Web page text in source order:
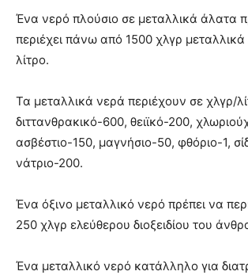
Ένα νερό πλούσιο σε μεταλλικά άλατα
περιέχει πάνω από 1500 χλγρ
λίτρο.
Τα μεταλλικά νερά περιέχουν σε χλγρ/
διττανθρακικό-600, θειϊκό-200,
ασβέστιο-150, μαγνήσιο-50, φθόριο-1,
νάτριο-200.
Ένα όξινο μεταλλικό νερό πρέπει να
250 χλγρ ελεύθερου διοξειδίου του
Ένα μεταλλικό νερό κατάλληλο για